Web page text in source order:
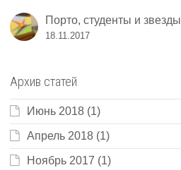
Порто, студенты и звезды
18.11.2017
Архив статей
Июнь 2018 (1)
Апрель 2018 (1)
Ноябрь 2017 (1)